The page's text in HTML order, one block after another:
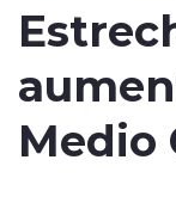
Medio